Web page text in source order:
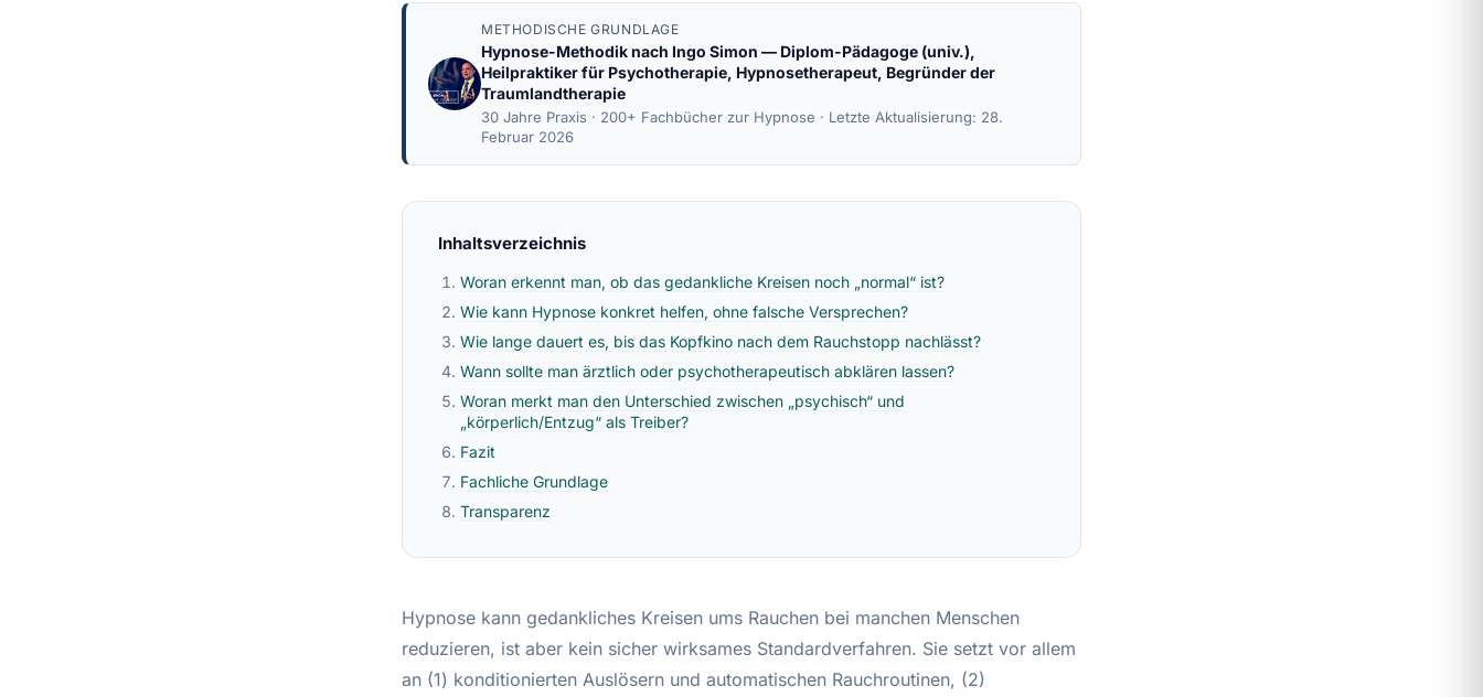
METHODISCHE GRUNDLAGE
Hypnose-Methodik nach Ingo Simon — Diplom-Pädagoge (univ.),
Heilpraktiker für Psychotherapie, Hypnosetherapeut, Begründer der
Traumlandtherapie
30 Jahre Praxis · 200+ Fachbücher zur Hypnose · Letzte Aktualisierung: 28.
Februar 2026
Inhaltsverzeichnis
Woran erkennt man, ob das gedankliche Kreisen noch „normal“ ist?
Wie kann Hypnose konkret helfen, ohne falsche Versprechen?
Wie lange dauert es, bis das Kopfkino nach dem Rauchstopp nachlässt?
Wann sollte man ärztlich oder psychotherapeutisch abklären lassen?
Woran merkt man den Unterschied zwischen „psychisch“ und
„körperlich/Entzug“ als Treiber?
Fazit
Fachliche Grundlage
Transparenz
Hypnose kann gedankliches Kreisen ums Rauchen bei manchen Menschen
reduzieren, ist aber kein sicher wirksames Standardverfahren. Sie setzt vor allem
an (1) konditionierten Auslösern und automatischen Rauchroutinen, (2)